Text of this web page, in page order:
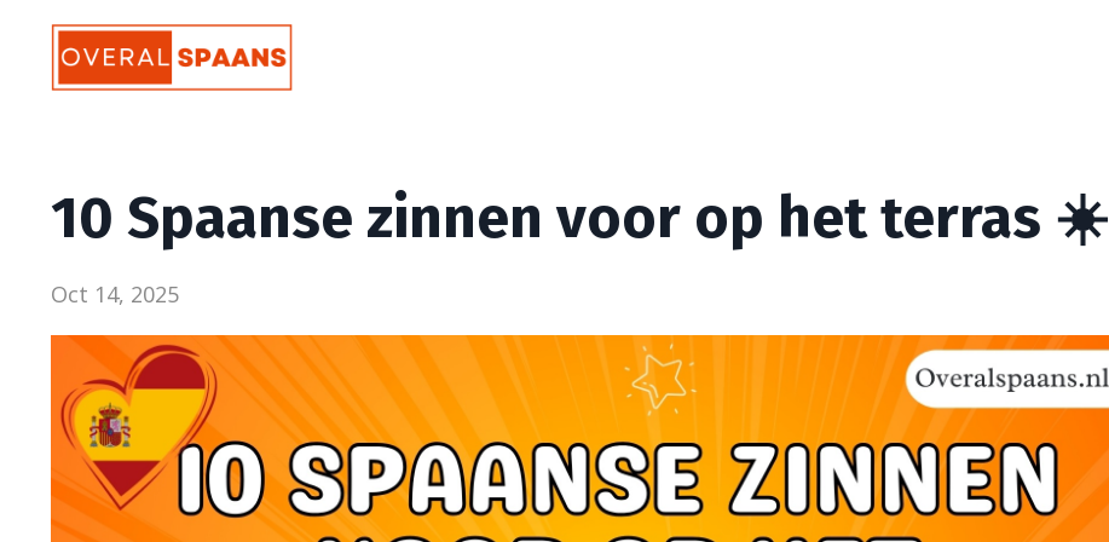
10 Spaanse zinnen voor op het terras ☀️
Oct 14, 2025